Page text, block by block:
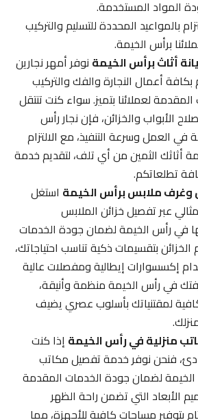
المواد المستخدمة.
المحددة للتسليم والتركيب
برأس الخيمة.
أثاث برأس الخيمةنوفر أمهر نجارين
أعمال النجارة والفك والتركيب
لعملائنا بتميز. سواء كنت تنتقل
الأبواب والخزائن، فإن نجار رأس
العمل وسرعة التنفيذ، مع الالتزام
أثاثك الثمين من أي تلف، لتقديم خدمة
تطلعاتكم.
ملابس برأس الخيمةاستغل
عبر تفصيل خزائن الملابس
رأس الخيمة لضمان جودة الخدمات
بتقسيمات ذكية تناسب احتياجاتك،
إكسسوارات إيطالية ومفصلات عالية
في رأس الخيمة منظمة وأنيقة،
لمقتنياتك بأسلوب عصري يضيف
في رأس الخيمةإذا كنت
فنحن نوفر خدمة تفصيل مكاتب
لضمان جودة الخدمات المقدمة
الأبعاد التي تضمن راحة الظهر
بتوفير مساحات كافية للأجهزة، مما